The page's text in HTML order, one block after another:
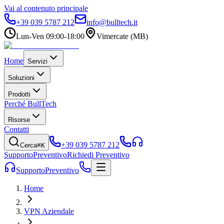
Vai al contenuto principale
+39 039 5787 212
info@bulltech.it
Lun-Ven 09:00-18:00
Vimercate (MB)
Home Servizi
Soluzioni
Prodotti
Perché BullTech
Risorse
Contatti
Cerca⌘K
+39 039 5787 212
SupportoPreventivoRichiedi Preventivo
SupportoPreventivo
Home
VPN Aziendale